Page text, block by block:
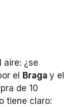
aire: ¿se
el
Braga y el
de 10
tiene claro: